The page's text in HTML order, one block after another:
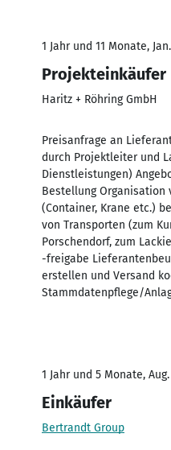
1 Jahr und 11 Monate,
Projekteinkäufer
Haritz + Röhring GmbH
Preisanfrage an
durch Projektleiter und
Dienstleistungen)
Bestellung
(Container, Krane etc.)
von Transporten (zum
Porschendorf, zum
-freigabe
erstellen und Versand
Stammdatenpflege/
1 Jahr und 5 Monate,
Einkäufer
Bertrandt Group